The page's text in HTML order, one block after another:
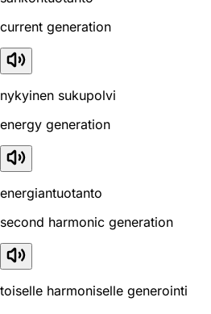
current generation
nykyinen sukupolvi
energy generation
energiantuotanto
second harmonic generation
toiselle harmoniselle generointi